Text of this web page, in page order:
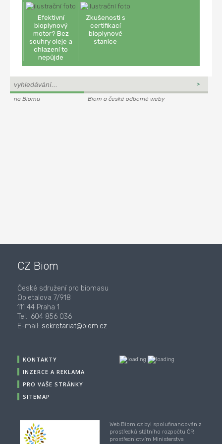
Efektivní
bioplynový
motor? Bez
souhry oleje a
chlazení to
nepůjde
Zkušenosti s
certifikací
bioplynové
stanice
na Biomu Biom a české odborné weby
CZ Biom
České sdružení pro biomasu
Opletalova 7/918
111 44 Praha 1
Tel.: 604 856 036
E-mail: sekretariat@biom.cz
KONTAKTY
INZERCE A REKLAMA
PRO VAŠE STRÁNKY
SITEMAP
Web Biom.cz byl spolufinancován z
prostředků státního rozpočtu ČR
prostřednictvím Ministerstva